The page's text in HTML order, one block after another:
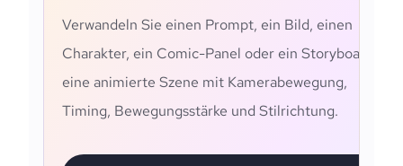
Verwandeln Sie einen Prompt, ein Bild, einen
Charakter, ein Comic-Panel oder ein Storyboard in
eine animierte Szene mit Kamerabewegung,
Timing, Bewegungsstärke und Stilrichtung.